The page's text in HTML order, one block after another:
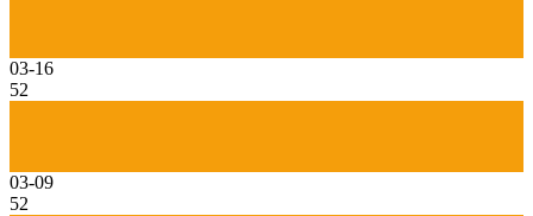
03-16
52
03-09
52